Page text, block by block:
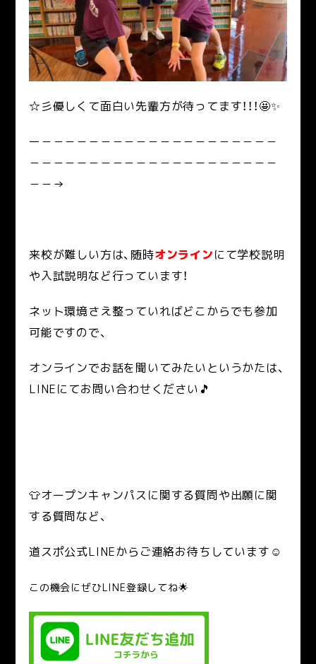
☆彡優しくて面白い先輩方が待ってます！！！🤩✨
ー－－－－－－－－－－－－－－－－－－－－
－－－－－－－－－－－－－－－－－－－－－
－－→
来校が難しい方は、随時オンラインにて学校説明
や入試説明など行っています！
ネット環境さえ整っていればどこからでも参加
可能ですので、
オンラインでお話を聞いてみたいというかたは、
LINEにてお問い合わせください🎵
👕オープンキャンパスに関する質問や出願に関
する質問など、
道スポ公式LINEからご連絡お待ちしています☺
この機会にぜひLINE登録してね🌟